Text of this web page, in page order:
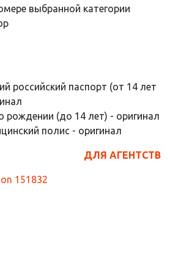
выбранной категории
российский паспорт (от 14 лет
рождении (до 14 лет) - оригинал
полис - оригинал
ДЛЯ АГЕНТСТВ